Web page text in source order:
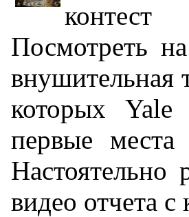
Посмотреть
внушительная
которых
первые
Настоятельно
видео отчета с